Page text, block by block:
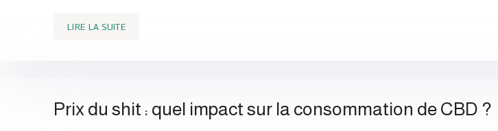
LIRE LA SUITE
Prix du shit : quel impact sur la consommation de CBD ?